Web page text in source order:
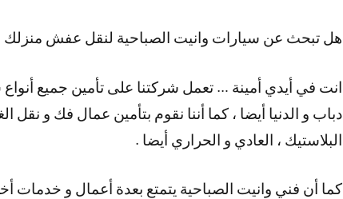
هل تبحث عن سيارات وانيت الصباحية لنقل عفش منزلك
انت في أيدي أمينة … تعمل شركتنا على تأمين جميع
دباب و الدنيا أيضا ، كما أننا نقوم بتأمين عمال فك و
البلاستيك ، العادي و الحراري أيضا .
كما أن فني وانيت الصباحية يتمتع بعدة أعمال و خدمات